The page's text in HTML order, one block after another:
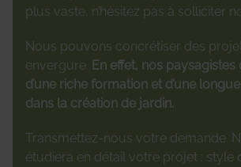
plus vaste, n’hésitez pas à solliciter
Nous pouvons concrétiser des
envergure. En effet, nos paysagistes
d’une riche formation et d’une
dans la création de jardin.
Transmettez-nous votre demande.
étudiera en détail votre projet : style